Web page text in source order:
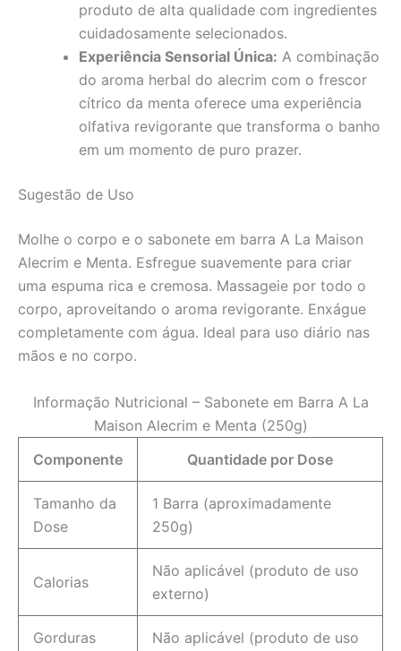
produto de alta qualidade com ingredientes
cuidadosamente selecionados.
Experiência Sensorial Única: A combinação
do aroma herbal do alecrim com o frescor
cítrico da menta oferece uma experiência
olfativa revigorante que transforma o banho
em um momento de puro prazer.
Sugestão de Uso
Molhe o corpo e o sabonete em barra A La Maison
Alecrim e Menta. Esfregue suavemente para criar
uma espuma rica e cremosa. Massageie por todo o
corpo, aproveitando o aroma revigorante. Enxágue
completamente com água. Ideal para uso diário nas
mãos e no corpo.
Informação Nutricional – Sabonete em Barra A La
Maison Alecrim e Menta (250g)
Componente
Quantidade por Dose
Tamanho da
Dose
1 Barra (aproximadamente
250g)
Calorias
Não aplicável (produto de uso
externo)
Gorduras Não aplicável (produto de uso